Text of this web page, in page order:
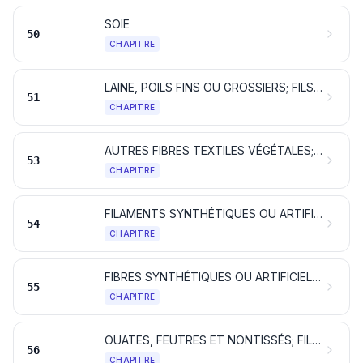
50
SOIE
CHAPITRE
51
LAINE, POILS FINS OU GROSSIERS; FILS ET TISSUS DE CRIN
CHAPITRE
53
AUTRES FIBRES TEXTILES VÉGÉTALES; FILS DE PAPIER ET TISSUS DE FILS DE PAPIER
CHAPITRE
54
FILAMENTS SYNTHÉTIQUES OU ARTIFICIELS; lames et formes similaires en matières textiles synthétiques ou artificielles
CHAPITRE
55
FIBRES SYNTHÉTIQUES OU ARTIFICIELLES DISCONTINUES
CHAPITRE
56
OUATES, FEUTRES ET NONTISSÉS; FILS SPÉCIAUX; FICELLES, CORDES ET CORDAGES; ARTICLES DE CORDERIE
CHAPITRE